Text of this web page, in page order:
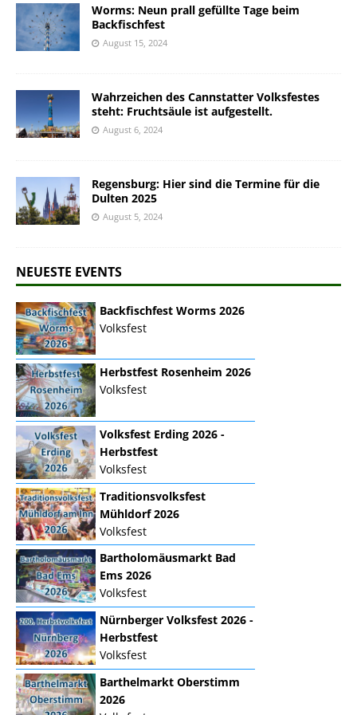
Worms: Neun prall gefüllte Tage beim
Backfischfest
August 15, 2024
Wahrzeichen des Cannstatter Volksfestes
steht: Fruchtsäule ist aufgestellt.
August 6, 2024
Regensburg: Hier sind die Termine für die
Dulten 2025
August 5, 2024
NEUESTE EVENTS
Backfischfest Worms 2026
Volksfest
Herbstfest Rosenheim 2026
Volksfest
Volksfest Erding 2026 -
Herbstfest
Volksfest
Traditionsvolksfest
Mühldorf 2026
Volksfest
Bartholomäusmarkt Bad
Ems 2026
Volksfest
Nürnberger Volksfest 2026 -
Herbstfest
Volksfest
Barthelmarkt Oberstimm
2026